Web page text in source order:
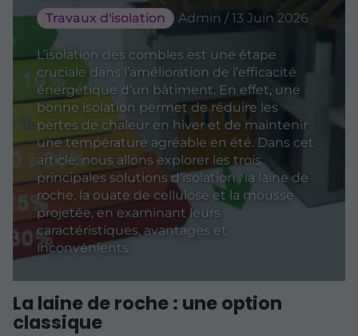
Travaux d'isolation Admin / 13 Juin 2026
L’isolation des combles est une étape
cruciale dans l’amélioration de l’efficacité
énergétique d’un bâtiment. En effet, une
bonne isolation permet de réduire les
pertes de chaleur en hiver et de maintenir
une température agréable en été. Dans cet
article, nous allons explorer les trois
principales solutions d’isolation : la laine de
roche, la ouate de cellulose et la mousse
projetée, en examinant leurs
caractéristiques, avantages et
inconvénients.
La laine de roche : une option
classique